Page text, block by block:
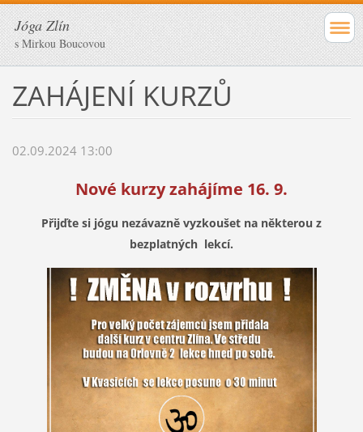
Jóga Zlín
s Mirkou Boucovou
ZAHÁJENÍ KURZŮ
02.09.2024 13:00
Nové kurzy zahájíme 16. 9.
Přijďte si jógu nezávazně vyzkoušet na některou z
bezplatných lekcí.